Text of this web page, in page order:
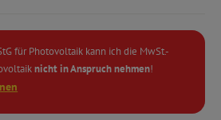
für Photovoltaik kann ich die MwSt.-
nicht in Anspruch nehmen!